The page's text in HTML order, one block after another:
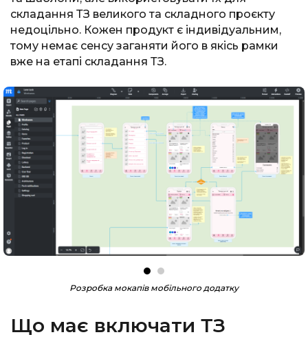
складання ТЗ великого та складного проєкту
недоцільно. Кожен продукт є індивідуальним,
тому немає сенсу заганяти його в якісь рамки
вже на етапі складання ТЗ.
Розробка мокапів мобільного додатку
Що має включати ТЗ